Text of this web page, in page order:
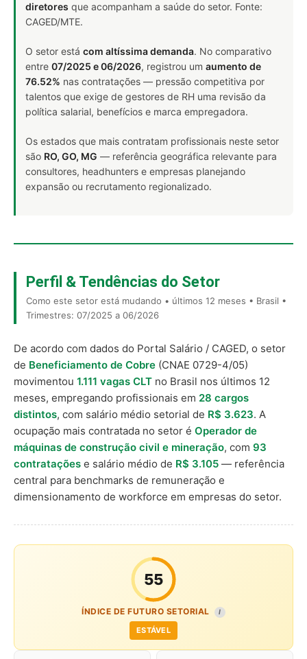
diretores que acompanham a saúde do setor. Fonte:
CAGED/MTE.
O setor está com altíssima demanda. No comparativo
entre 07/2025 e 06/2026, registrou um aumento de
76.52% nas contratações — pressão competitiva por
talentos que exige de gestores de RH uma revisão da
política salarial, benefícios e marca empregadora.
Os estados que mais contratam profissionais neste setor
são RO, GO, MG — referência geográfica relevante para
consultores, headhunters e empresas planejando
expansão ou recrutamento regionalizado.
Perfil & Tendências do Setor
Como este setor está mudando • últimos 12 meses • Brasil •
Trimestres: 07/2025 a 06/2026
De acordo com dados do Portal Salário / CAGED, o setor
de Beneficiamento de Cobre (CNAE 0729-4/05)
movimentou 1.111 vagas CLT no Brasil nos últimos 12
meses, empregando profissionais em 28 cargos
distintos, com salário médio setorial de R$ 3.623. A
ocupação mais contratada no setor é Operador de
máquinas de construção civil e mineração, com 93
contratações e salário médio de R$ 3.105 — referência
central para benchmarks de remuneração e
dimensionamento de workforce em empresas do setor.
55
ÍNDICE DE FUTURO SETORIAL I
ESTÁVEL